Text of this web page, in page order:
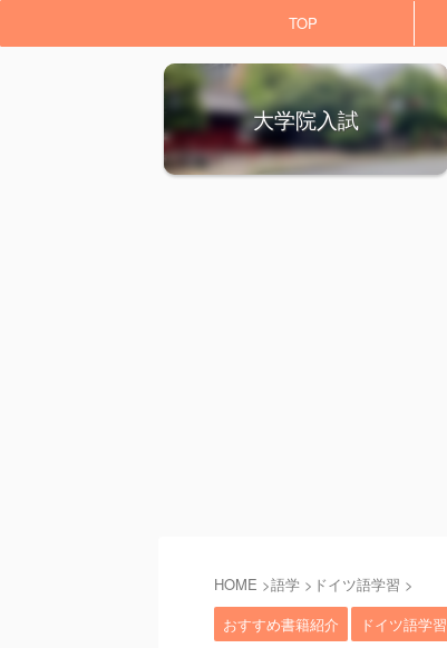
TOP
大学院入試
HOME >語学 > ドイツ語学習 >
おすすめ書籍紹介
ドイツ語学習